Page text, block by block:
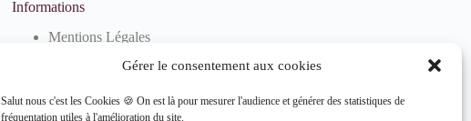
Gérer le consentement aux cookies
Salut nous c'est les Cookies 🍪 On est là pour mesurer l'audience et générer des statistiques de
fréquentation utiles à l'amélioration du site.
Informations
Mentions Légales
Politique de cookies (UE)